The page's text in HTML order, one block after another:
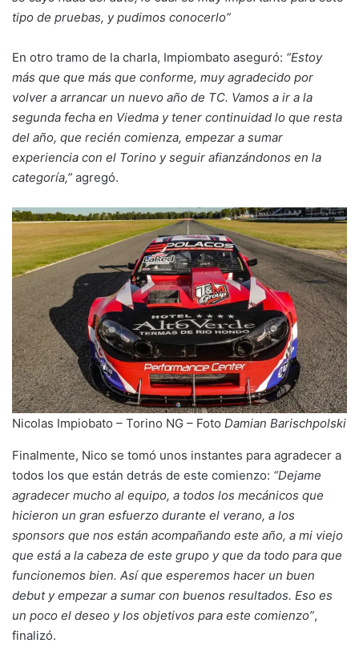
tipo de pruebas, y pudimos conocerlo”
En otro tramo de la charla, Impiombato aseguró: “Estoy
más que que más que conforme, muy agradecido por
volver a arrancar un nuevo año de TC. Vamos a ir a la
segunda fecha en Viedma y tener continuidad lo que resta
del año, que recién comienza, empezar a sumar
experiencia con el Torino y seguir afianzándonos en la
categoría,” agregó.
Nicolas Impiobato – Torino NG – Foto Damian Barischpolski
Finalmente, Nico se tomó unos instantes para agradecer a
todos los que están detrás de este comienzo: “Dejame
agradecer mucho al equipo, a todos los mecánicos que
hicieron un gran esfuerzo durante el verano, a los
sponsors que nos están acompañando este año, a mi viejo
que está a la cabeza de este grupo y que da todo para que
funcionemos bien. Así que esperemos hacer un buen
debut y empezar a sumar con buenos resultados. Eso es
un poco el deseo y los objetivos para este comienzo”,
finalizó.